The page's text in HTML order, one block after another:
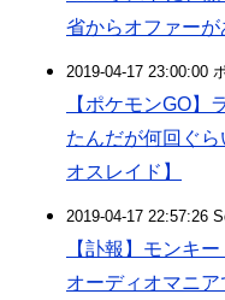
省からオファーが
2019-04-17 23:00:00
【ポケモンGO】
たんだが何回ぐ
オスレイド】
2019-04-17 22:57:26
【訃報】モンキ
オーディオマニ